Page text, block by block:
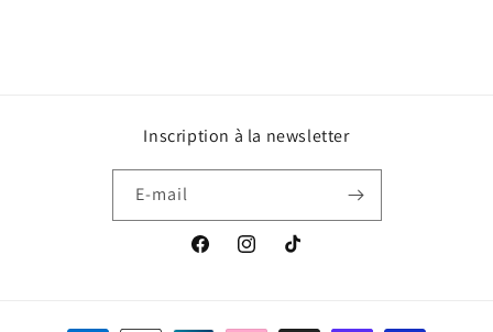
Inscription à la newsletter
E-mail
FacebookInstagramTikTok